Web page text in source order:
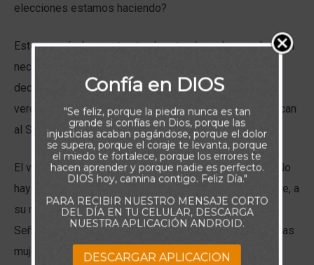
elecciones estamos haciendo?
Estos versículos contrastan la naturaleza de una elección
necia en relación a una sabia. Un necio no basa sus
decisiones en un sano discernimiento espiritual de la
verdad de Dios. «Los justos,» que aman al Señor, “invocan
al Señor” y buscan Su sabiduría.
El versículo 1 indica que la voz del necio argumenta: «No
hay Dios». Una mujer insensata elige hacer lo que quiere, a
su manera, sin tener en cuenta los mandamientos del
Señor. Su elección y su vida giran en torno a ella. Pero las
mujeres que buscan la voluntad de Dios, el corazón de
Confía en DIOS
"Se feliz, porque la piedra nunca es tan
grande si confías en Dios, porque las
injusticias acaban pagándose, porque el dolor
se supera, porque el coraje te levanta, porque
el miedo te fortalece, porque los errores te
hacen aprender y porque nadie es perfecto.
DIOS hoy, camina contigo. Feliz Día."
PARA RECIBIR NUESTRO MENSAJE CORTO
DEL DÍA EN TU CELULAR, DESCARGA
NUESTRA APLICACIÓN ANDROID.
DESCARGAR APLICACION